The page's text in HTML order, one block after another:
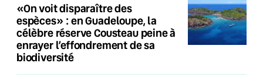
«On voit disparaître des
espèces» : en Guadeloupe, la
célèbre réserve Cousteau peine à
enrayer l’effondrement de sa
biodiversité